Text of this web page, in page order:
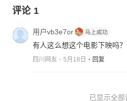
评论 1
用户vb3e7or
有人这么想这个电影下映吗？
四川网友 5月18日 回复
已显示全部